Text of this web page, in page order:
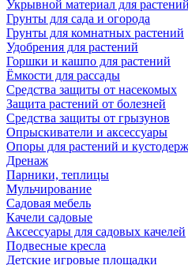
Укрывной материал для растений
Грунты для сада и огорода
Грунты для комнатных растений
Удобрения для растений
Горшки и кашпо для растений
Ёмкости для рассады
Средства защиты от насекомых
Защита растений от болезней
Средства защиты от грызунов
Опрыскиватели и аксессуары
Опоры для растений и
Дренаж
Парники, теплицы
Мульчирование
Садовая мебель
Качели садовые
Аксессуары для садовых качелей
Подвесные кресла
Детские игровые площадки